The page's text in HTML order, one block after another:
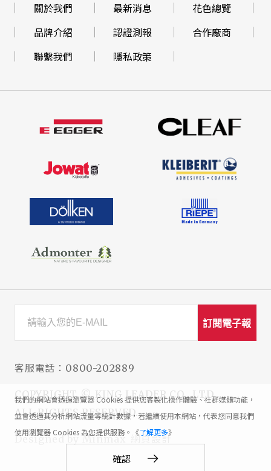
關於我們 最新消息
花色總覽
品牌介紹
認證測報
合作廠商
聯繫我們
隱私政策
訂閱電子報
客服電話： 0800-202889
COPYRIGHT © KING LEADER CO., LTD.
ALL RIGHTS RESERVED.
Designed byMinmax 網頁設計
我們的網站會透過瀏覽器 Cookies 提供您客製化操作體驗、社群媒體功能，
並會透過其分析網站流量等統計數據，若繼續使用本網站，代表您同意我們
使用瀏覽器 Cookies 為您提供服務。《了解更多》
確認